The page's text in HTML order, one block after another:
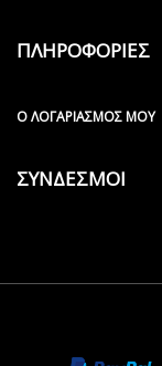
ΠΛΗΡΟΦΟΡΙΕΣ
Ο ΛΟΓΑΡΙΑΣΜΌΣ ΜΟΥ
ΣΥΝΔΕΣΜΟΙ